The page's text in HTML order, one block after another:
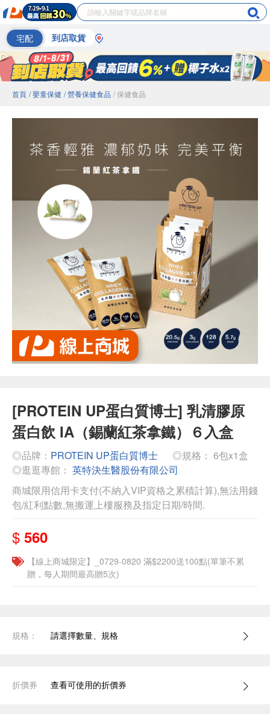
宅配 到店取貨
首頁 / 嬰童保健 / 營養保健食品 / 保健食品
[PROTEIN UP蛋白質博士] 乳清膠原
蛋白飲 IA（錫蘭紅茶拿鐵）６入盒
◎品牌： PROTEIN UP蛋白質博士
◎規格： 6包x1盒
◎逛逛專館： 英特決生醫股份有限公司
商城限用信用卡支付(不納入VIP資格之累積計算),無法用錢
包/紅利點數,無搬運上樓服務及指定日期/時間.
$ 560
【線上商城限定】_0729-0820 滿$2200送100點(單筆不累
贈，每人期間最高贈5次)
規格： 請選擇數量、規格
折價券 查看可使用的折價券